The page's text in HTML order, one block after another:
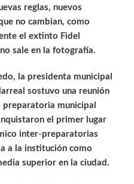
reglas, nuevos
no cambian, como
el extinto Fidel
sale en la fotografía.
la presidenta municipal
sostuvo una reunión
municipal
el primer lugar
inter-preparatorias
a la institución como
superior en la ciudad.